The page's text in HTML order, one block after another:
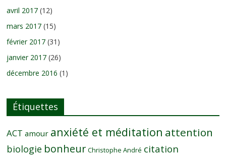
avril 2017 (12)
mars 2017 (15)
février 2017 (31)
janvier 2017 (26)
décembre 2016 (1)
Étiquettes
ACT amour anxiété et méditation attention
biologie bonheur Christophe André citation